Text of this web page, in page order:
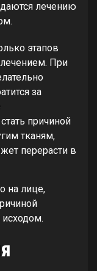
лечению
этапов
лечением. При
за
причиной
тканям,
перерасти в
на лице,